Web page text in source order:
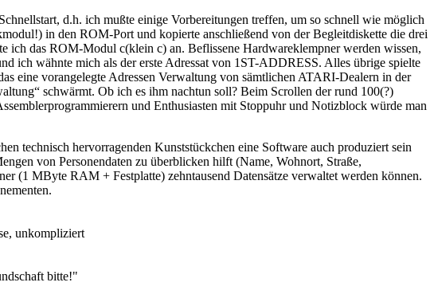
d.h. ich mußte einige Vorbereitungen treffen, um so schnell wie möglich
in den ROM-Port und kopierte anschließend von der Begleitdiskette die drei
das ROM-Modul c(klein c) an. Beflissene Hardwareklempner werden wissen,
ich wähnte mich als der erste Adressat von 1ST-ADDRESS. Alles übrige spielte
eine vorangelegte Adressen Verwaltung von sämtlichen ATARI-Dealern in der
schwärmt. Ob ich es ihm nachtun soll? Beim Scrollen der rund 100(?)
und Enthusiasten mit Stoppuhr und Notizblock würde man
technisch hervorragenden Kunststückchen eine Software auch produziert sein
von Personendaten zu überblicken hilft (Name, Wohnort, Straße,
(1 MByte RAM + Festplatte) zehntausend Datensätze verwaltet werden können.
unkompliziert
bitte!"